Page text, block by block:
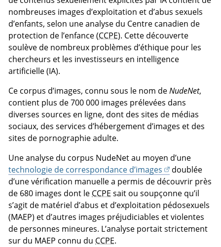
nombreuses images d’exploitation et d’abus sexuels
d’enfants, selon une analyse du Centre canadien de
protection de l’enfance (CCPE). Cette découverte
soulève de nombreux problèmes d’éthique pour les
chercheurs et les investisseurs en intelligence
artificielle (IA).
Ce corpus d’images, connu sous le nom deNudeNet,
contient plus de 700 000 images prélevées dans
diverses sources en ligne, dont des sites de médias
sociaux, des services d’hébergement d’images et des
sites de pornographie adulte.
Une analyse du corpus NudeNet au moyen d’une
technologie de correspondance d’images
doublée
d’une vérification manuelle a permis de découvrir près
de 680 images dont le CCPE sait ou soupçonne qu’il
s’agit de matériel d’abus et d’exploitation pédosexuels
(MAEP) et d’autres images préjudiciables et violentes
de personnes mineures. L’analyse portait strictement
sur du MAEP connu du CCPE.